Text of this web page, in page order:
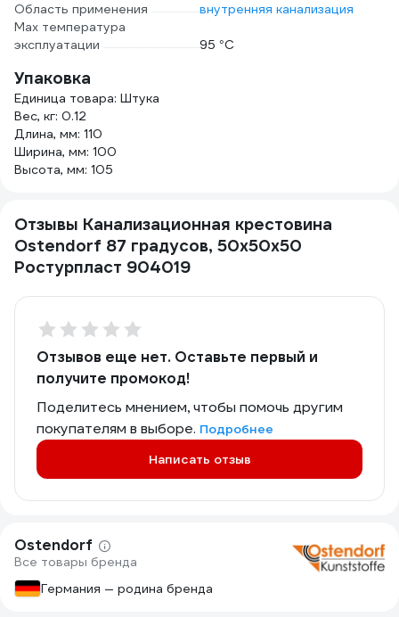
Область применения
внутренняя канализация
Max температура
эксплуатации
95 °С
Упаковка
Единица товара: Штука
Вес, кг: 0.12
Длина, мм: 110
Ширина, мм: 100
Высота, мм: 105
Отзывы Канализационная крестовина
Ostendorf 87 градусов, 50х50х50
Ростурпласт 904019
Отзывов еще нет. Оставьте первый и
получите промокод!
Поделитесь мнением, чтобы помочь другим
покупателям в выборе. Подробнее
Написать отзыв
Ostendorf
Все товары бренда
Германия — родина бренда